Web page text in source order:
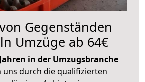
Gegenständen
Umzüge ab 64€
in der Umzugsbranche
uns durch die qualifizierten